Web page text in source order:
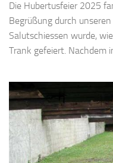
Die Hubertusfeier 2025
Begrüßung durch
Salutschiessen wurde,
Trank gefeiert. Nachdem